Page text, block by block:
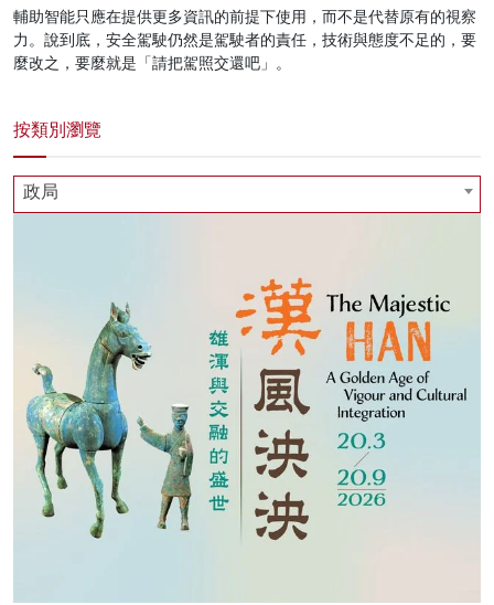
輔助智能只應在提供更多資訊的前提下使用，而不是代替原有的視察
力。說到底，安全駕駛仍然是駕駛者的責任，技術與態度不足的，要
麼改之，要麼就是「請把駕照交還吧」。
按類別瀏覽
政局